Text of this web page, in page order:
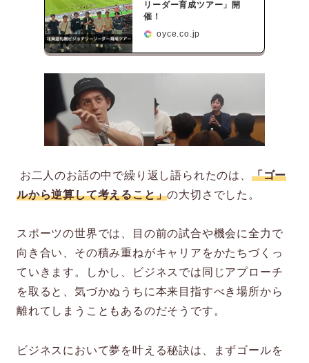
リーダー育成ツアー」開
催！
oyce.co.jp
お二人のお話の中で繰り返し語られたのは、 「ゴー
ルから逆算して考えること」の大切さでした。
スポーツの世界では、目の前の試合や機会に全力で
向き合い、その積み重ねがキャリアをかたちづくっ
ていきます。しかし、ビジネスでは同じアプローチ
を取ると、気づかぬうちに本来目指すべき場所から
離れてしまうこともあるのだそうです。
ビジネスにおいて夢を叶える秘訣は、まずゴールを